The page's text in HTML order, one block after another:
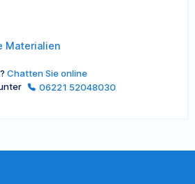
Materialien
Chatten Sie online
06221 52048030